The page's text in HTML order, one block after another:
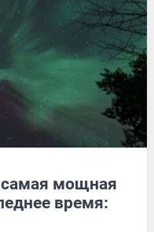
мощная
время: